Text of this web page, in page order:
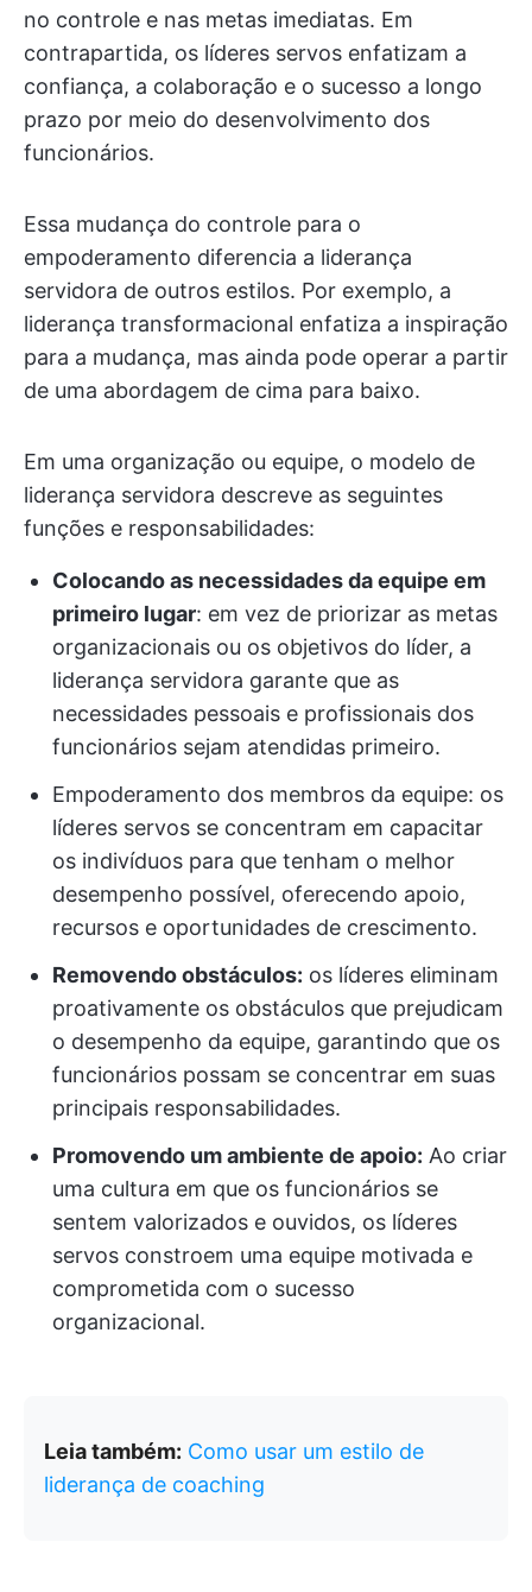
no controle e nas metas imediatas. Em
contrapartida, os líderes servos enfatizam a
confiança, a colaboração e o sucesso a longo
prazo por meio do desenvolvimento dos
funcionários.
Essa mudança do controle para o
empoderamento diferencia a liderança
servidora de outros estilos. Por exemplo, a
liderança transformacional enfatiza a inspiração
para a mudança, mas ainda pode operar a partir
de uma abordagem de cima para baixo.
Em uma organização ou equipe, o modelo de
liderança servidora descreve as seguintes
funções e responsabilidades:
Colocando as necessidades da equipe em
primeiro lugar: em vez de priorizar as metas
organizacionais ou os objetivos do líder, a
liderança servidora garante que as
necessidades pessoais e profissionais dos
funcionários sejam atendidas primeiro.
Empoderamento dos membros da equipe: os
líderes servos se concentram em capacitar
os indivíduos para que tenham o melhor
desempenho possível, oferecendo apoio,
recursos e oportunidades de crescimento.
Removendo obstáculos: os líderes eliminam
proativamente os obstáculos que prejudicam
o desempenho da equipe, garantindo que os
funcionários possam se concentrar em suas
principais responsabilidades.
Promovendo um ambiente de apoio: Ao criar
uma cultura em que os funcionários se
sentem valorizados e ouvidos, os líderes
servos constroem uma equipe motivada e
comprometida com o sucesso
organizacional.
Leia também: Como usar um estilo de
liderança de coaching